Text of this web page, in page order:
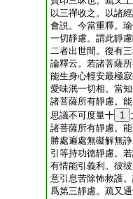
以三禪收之。以諸
會説。今當重釋。
一切靜慮。謂此靜
二者出世間。復有
論釋云。若諸菩薩
能生身心輕安最極
愛味泯一切相。當
諸菩薩所有靜慮。
思議不可度量十 1
諸菩薩所有靜慮。
勝處遍處無礙解無
引等持功徳靜慮。
有情能引義利。彼
意引息苦除怖救護
爲第三靜慮。疏又